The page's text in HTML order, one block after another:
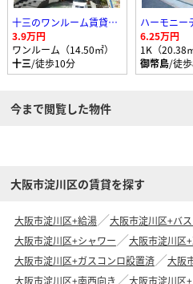
十三のワンルーム賃貸マンション
3.9万円
ワンルーム（14.50㎡）
十三/徒歩10分
ハーモニー
6.25万円
1K（20.38㎡
御幣島/徒
今まで閲覧した物件
大阪市淀川区の賃貸を探す
大阪市淀川区+給湯
大阪市淀川区+バ
大阪市淀川区+シャワー
大阪市淀川区
大阪市淀川区+ガスコンロ設置済
大阪
大阪市淀川区+南西向き
大阪市淀川区